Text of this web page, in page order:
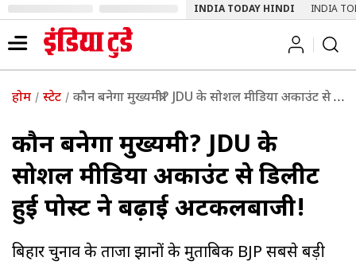
INDIA TODAY HINDI INDIA
होम स्टेट कौन बनेगा मुख्यमंत्री? JDU के सोशल मीडिया अकाउंट से डिलीट हुई पोस्ट ने बढ़ाई अटकलबाजी!
कौन बनेगा मुख्यमंत्री? JDU के
सोशल मीडिया अकाउंट से डिलीट
हुई पोस्ट ने बढ़ाई अटकलबाजी!
बिहार चुनाव के ताजा रुझानों के मुताबिक BJP सबसे बड़ी